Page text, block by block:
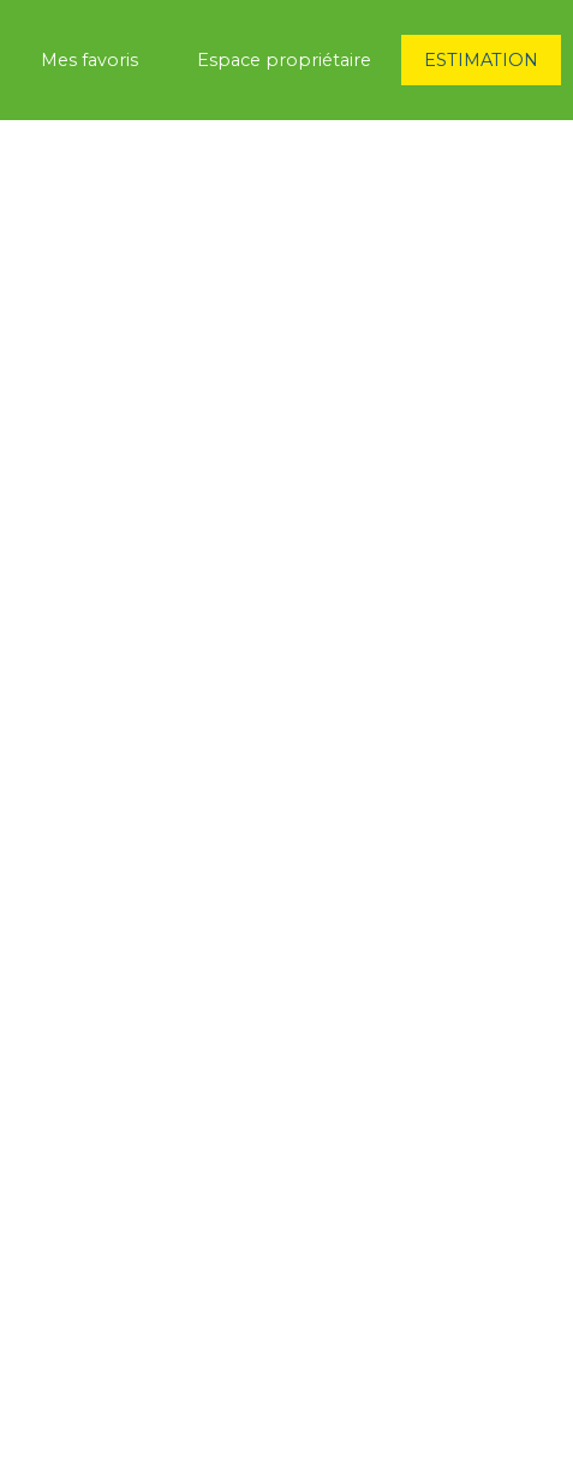
Mes favoris Espace propriétaire ESTIMATION